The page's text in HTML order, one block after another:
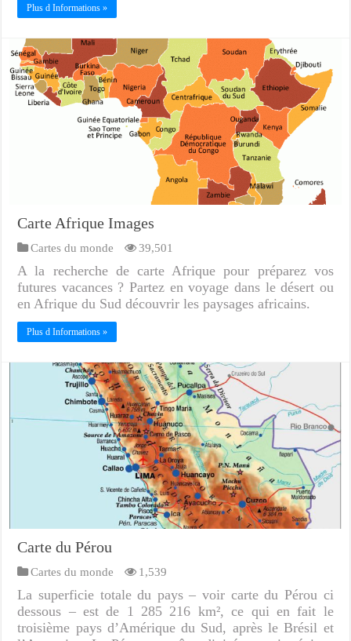
Plus d Informations »
Carte Afrique Images
Cartes du monde 39,501
A la recherche de carte Afrique pour préparez vos
futures vacances ? Partez en voyage dans le désert ou
en Afrique du Sud découvrir les paysages africains.
Plus d Informations »
Carte du Pérou
Cartes du monde 1,539
La superficie totale du pays – voir carte du Pérou ci
dessous – est de 1 285 216 km², ce qui en fait le
troisième pays d’Amérique du Sud, après le Brésil et